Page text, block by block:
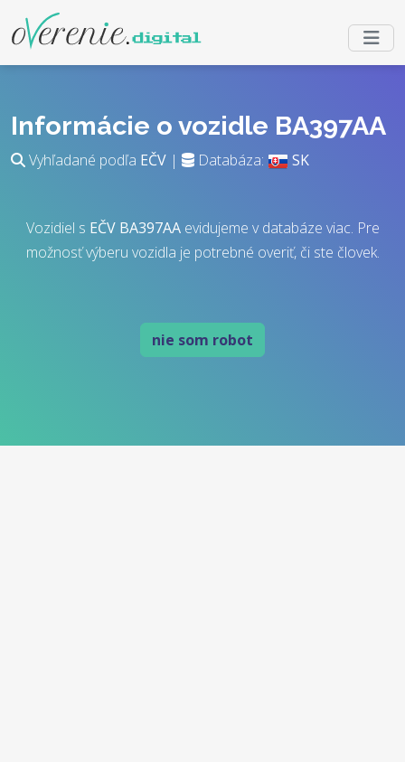
Informácie o vozidle BA397AA
Vyhľadané podľa EČV | Databáza: SK
Vozidiel s EČV BA397AAevidujeme v databáze viac. Pre
možnosť výberu vozidla je potrebné overiť, či ste človek.
nie som robot